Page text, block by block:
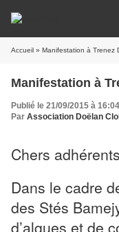
Accueil » Manifestation à Trenez
Manifestation à
Publié le 21/09/2015 à 16:04
Par Association Doëlan
Chers
Dans le cadre
des Stés
d’algues et de